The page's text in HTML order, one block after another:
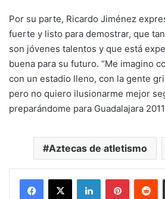
Por su parte, Ricardo Jiménez
fuerte y listo para demostrar, que
son jóvenes talentos y que está
buena para su futuro. “Me imagino
con un estadio lleno, con la gente
pero no quiero ilusionarme mejor
preparándome para Guadalajara
Aztecas de atletismo
LinkedInPinterest